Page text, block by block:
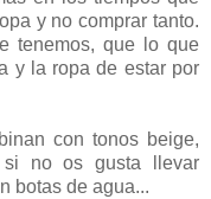
y no comprar tanto.
tenemos, que lo que
y la ropa de estar por
con tonos beige,
si no os gusta llevar
botas de agua...